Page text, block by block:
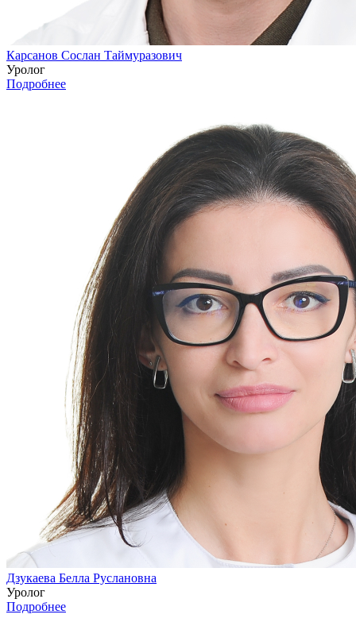
Карсанов Сослан Таймуразович
Уролог
Подробнее
Дзукаева Белла Руслановна
Уролог
Подробнее